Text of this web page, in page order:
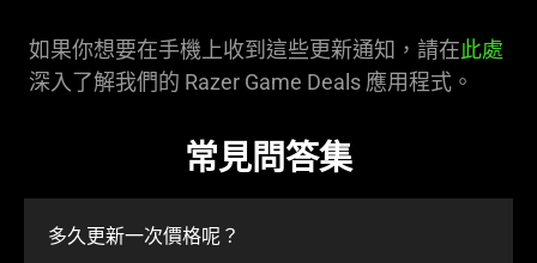
如果你想要在手機上收到這些更新通知，請在此處
深入了解我們的 Razer Game Deals 應用程式。
常見問答集
多久更新一次價格呢？